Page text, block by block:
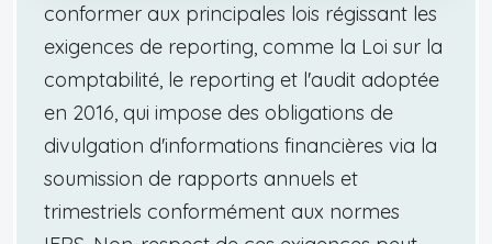
conformer aux principales lois régissant les
exigences de reporting, comme la Loi sur la
comptabilité, le reporting et l'audit adoptée
en 2016, qui impose des obligations de
divulgation d'informations financières via la
soumission de rapports annuels et
trimestriels conformément aux normes